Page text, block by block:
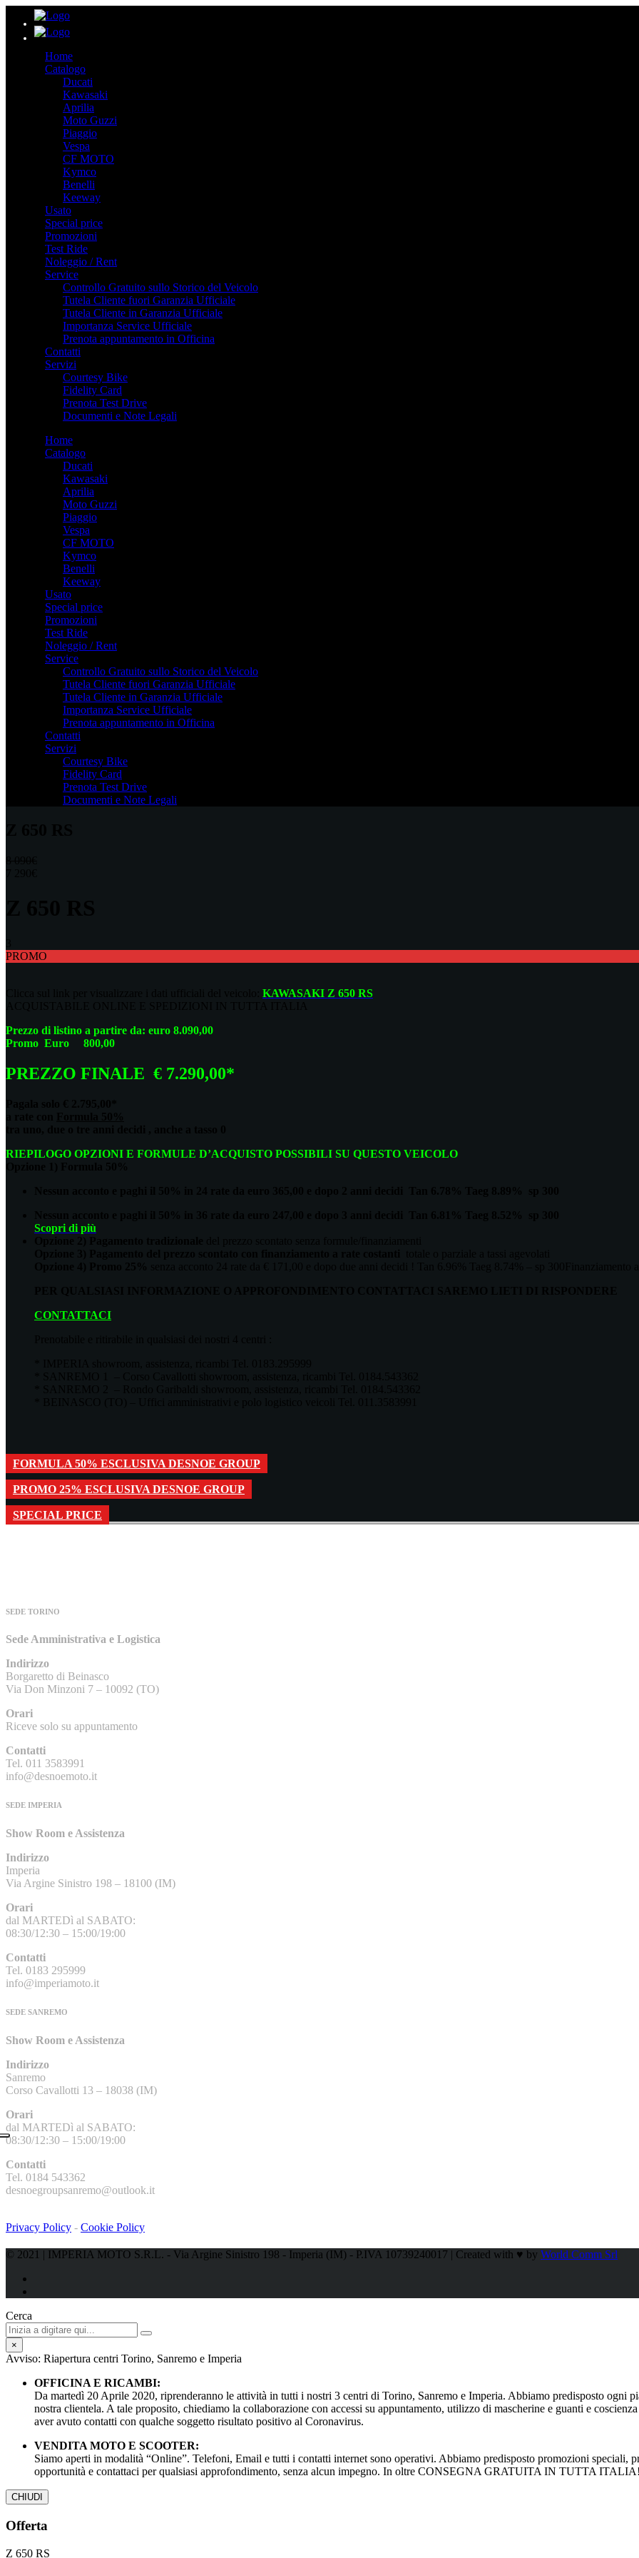
Home
Catalogo
Ducati
Kawasaki
Aprilia
Moto Guzzi
Piaggio
Vespa
CF MOTO
Kymco
Benelli
Keeway
Usato
Special price
Promozioni
Test Ride
Noleggio / Rent
Service
Controllo Gratuito sullo Storico del Veicolo
Tutela Cliente fuori Garanzia Ufficiale
Tutela Cliente in Garanzia Ufficiale
Importanza Service Ufficiale
Prenota appuntamento in Officina
Contatti
Servizi
Courtesy Bike
Fidelity Card
Prenota Test Drive
Documenti e Note Legali
Home
Catalogo
Ducati
Kawasaki
Aprilia
Moto Guzzi
Piaggio
Vespa
CF MOTO
Kymco
Benelli
Keeway
Usato
Special price
Promozioni
Test Ride
Noleggio / Rent
Service
Controllo Gratuito sullo Storico del Veicolo
Tutela Cliente fuori Garanzia Ufficiale
Tutela Cliente in Garanzia Ufficiale
Importanza Service Ufficiale
Prenota appuntamento in Officina
Contatti
Servizi
Courtesy Bike
Fidelity Card
Prenota Test Drive
Documenti e Note Legali
PROMO
KAWASAKI Z 650 RS
Prezzo di listino a partire da: euro 8.090,00
Promo Euro 800,00
PREZZO FINALE € 7.290,00*
RIEPILOGO OPZIONI E FORMULE D’ACQUISTO POSSIBILI SU QUESTO VEICOLO
Scopri di più
CONTATTACI
FORMULA 50% ESCLUSIVA DESNOE GROUP
PROMO 25% ESCLUSIVA DESNOE GROUP
SPECIAL PRICE
SEDE TORINO
Sede Amministrativa e Logistica
Indirizzo
Borgaretto di Beinasco
Via Don Minzoni 7 – 10092 (TO)
Orari
Riceve solo su appuntamento
Contatti
Tel. 011 3583991
info@desnoemoto.it
SEDE IMPERIA
Show Room e Assistenza
Indirizzo
Imperia
Via Argine Sinistro 198 – 18100 (IM)
Orari
dal MARTEDì al SABATO:
08:30/12:30 – 15:00/19:00
Contatti
Tel. 0183 295999
info@imperiamoto.it
SEDE SANREMO
Show Room e Assistenza
Indirizzo
Sanremo
Corso Cavallotti 13 – 18038 (IM)
Orari
dal MARTEDì al SABATO:
08:30/12:30 – 15:00/19:00
Contatti
Tel. 0184 543362
desnoegroupsanremo@outlook.it
Privacy Policy - Cookie Policy
© 2021 | IMPERIA MOTO S.R.L. - Via Argine Sinistro 198 - Imperia (IM) - P.IVA 10739240017 | Created with ♥ by World Comm Srl
Cerca
×
Avviso: Riapertura centri Torino, Sanremo e Imperia
OFFICINA E RICAMBI:
Da martedì 20 Aprile 2020, riprenderanno le attività in tutti i nostri 3 centri di Torino, Sanremo e Imperia. Abbiamo predisposto ogni
nostra clientela. A tale proposito, chiediamo la collaborazione con accessi su appuntamento, utilizzo di mascherine e guanti e
aver avuto contatti con qualche soggetto risultato positivo al Coronavirus.
VENDITA MOTO E SCOOTER:
Siamo aperti in modalità “Online”. Telefoni, Email e tutti i contatti internet sono operativi. Abbiamo predisposto promozioni speciali,
opportunità e contattaci per qualsiasi approfondimento, senza alcun impegno. In oltre CONSEGNA GRATUITA IN TUTTA ITALIA!
CHIUDI
Offerta
Z 650 RS